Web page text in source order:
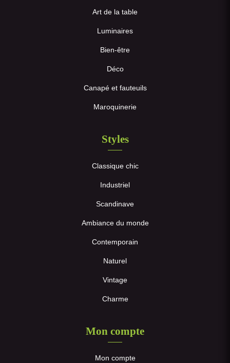
Art de la table
Luminaires
Bien-être
Déco
Canapé et fauteuils
Maroquinerie
Styles
Classique chic
Industriel
Scandinave
Ambiance du monde
Contemporain
Naturel
Vintage
Charme
Mon compte
Mon compte